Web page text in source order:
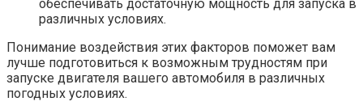
обеспечивать достаточную мощность для запуска в
различных условиях.
Понимание воздействия этих факторов поможет вам
лучше подготовиться к возможным трудностям при
запуске двигателя вашего автомобиля в различных
погодных условиях.